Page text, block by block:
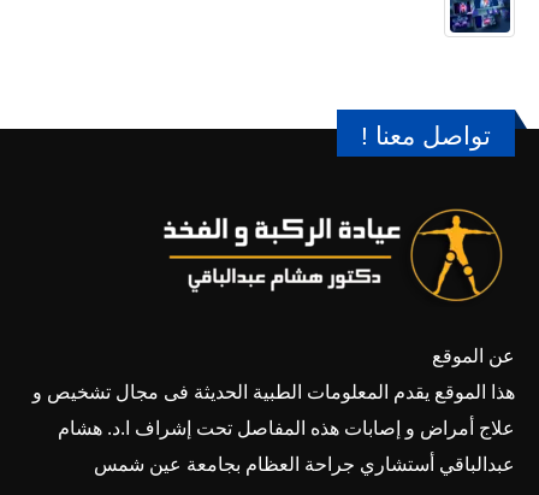
تواصل معنا !
عن الموقع
هذا الموقع يقدم المعلومات الطبية الحديثة فى مجال تشخيص و
علاج أمراض و إصابات هذه المفاصل تحت إشراف ا.د. هشام
عبدالباقي أستشاري جراحة العظام بجامعة عين شمس